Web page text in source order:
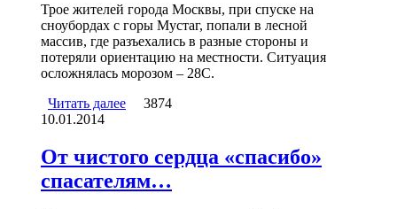
Трое жителей города Москвы, при спуске на
сноубордах с горы Мустаг, попали в лесной
массив, где разъехались в разные стороны и
потеряли ориентацию на местности. Ситуация
осложнялась морозом – 28С.
Читать далее о В Шерегеше спасатели вывели из леса
3874
10.01.2014
От чистого сердца «спасибо»
спасателям…